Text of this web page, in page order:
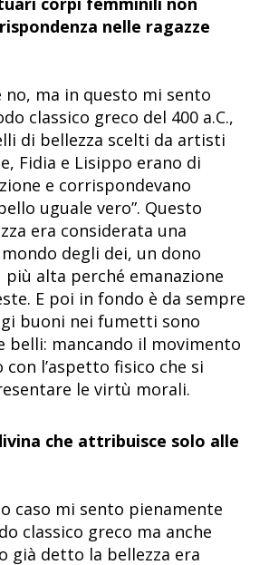
nelle ragazze
ma in questo mi sento
classico greco del 400 a.C.,
di bellezza scelti da artisti
Fidia e Lisippo erano di
e corrispondevano
uguale vero”. Questo
era considerata una
degli dei, un dono
alta perché emanazione
E poi in fondo è da sempre
buoni nei fumetti sono
belli: mancando il movimento
con l’aspetto fisico che si
le virtù morali.
che attribuisce solo alle
caso mi sento pienamente
classico greco ma anche
già detto la bellezza era